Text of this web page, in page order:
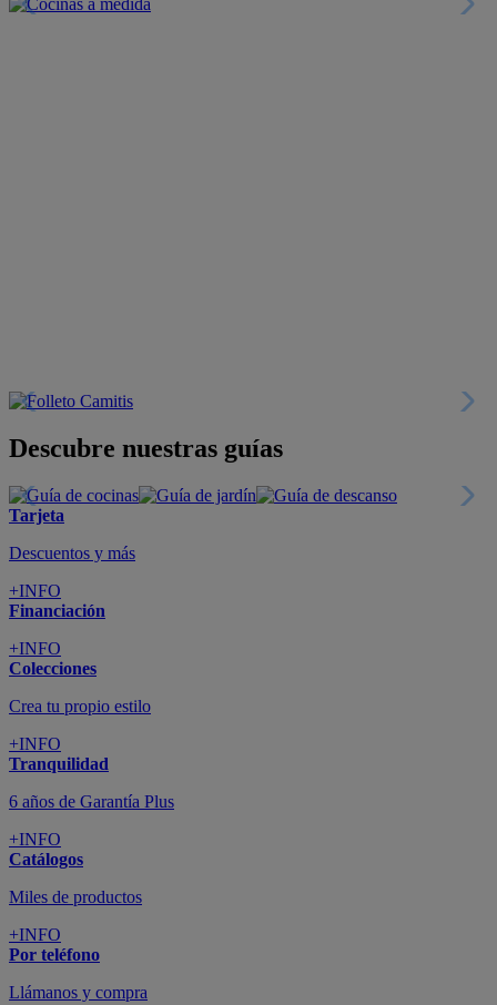
Descubre nuestras guías
Tarjeta
Descuentos y más
+INFO
Financiación
+INFO
Colecciones
Crea tu propio estilo
+INFO
Tranquilidad
6 años de Garantía Plus
+INFO
Catálogos
Miles de productos
+INFO
Por teléfono
Llámanos y compra